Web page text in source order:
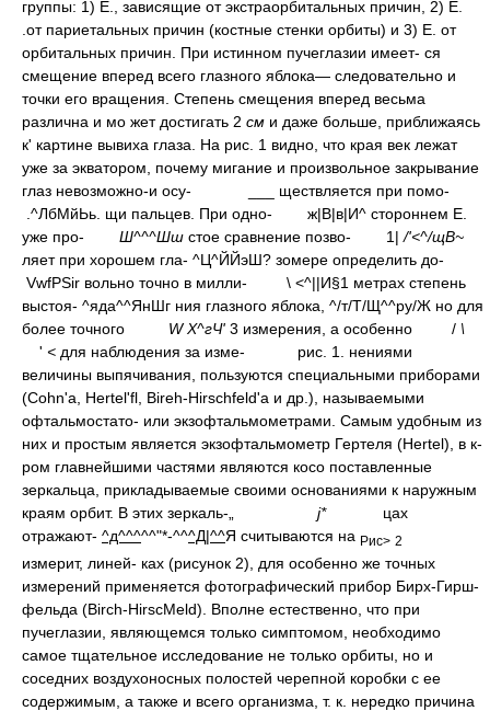
группы: 1) Е., зависящие от экстраорбитальных причин, 2) Е.
.от париетальных причин (костные стенки орбиты) и 3) Е. от
орбитальных причин. При истинном пучеглазии имеет- ся
смещение вперед всего глазного яблока— следовательно и
точки его вращения. Степень смещения вперед весьма
различна и мо жет достигать 2 см и даже больше, приближаясь
к' картине вывиха глаза. На рис. 1 видно, что края век лежат
уже за экватором, почему мигание и произвольное закрывание
глаз невозможно-и осу-
___ ществляется при помо-
.^ЛбМйЬь. щи пальцев. При одно-
ж|В|в|И^ стороннем Е.
уже про-
Ш^^^Шш стое сравнение позво- 1|/'<^/щВ~
ляет при хорошем гла- ^Ц^ЙЙэШ? зомере определить до-
VwfPSir вольно точно в милли-
\ <^||И§1 метрах степень
выстоя- ^яда^^ЯнШг ния глазного яблока, ^/т/Т/Щ^^ру/Ж но для
более точного
W Х^гЧ' 3 измерения, а особенно / \
' < для наблюдения за изме-
рис. 1. нениями
величины выпячивания, пользуются специальными приборами
(Cohn'a, Hertel'fl, Bireh-Hirschfeld'a и др.), называемыми
офтальмостато- или экзофтальмометрами. Самым удобным из
них и простым является экзофтальмометр Гертеля (Hertel), в к-
ром главнейшими частями являются косо поставленные
зеркальца, прикладываемые своими основаниями к наружным
краям орбит. В этих зеркаль-„
j*
цах
отражают- ^д^^^^^"*-^^^Д|^^Я считываются на Рис> 2
измерит, линей- ках (рисунок 2), для особенно же точных
измерений применяется фотографический прибор Бирх-Гирш-
фельда (Birch-HirscMeld). Вполне естественно, что при
пучеглазии, являющемся только симптомом, необходимо
самое тщательное исследование не только орбиты, но и
соседних воздухоносных полостей черепной коробки с ее
содержимым, а также и всего организма, т. к. нередко причина